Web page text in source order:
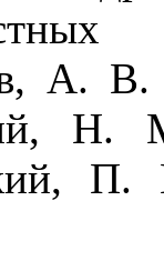
А. В.
Н.
П.